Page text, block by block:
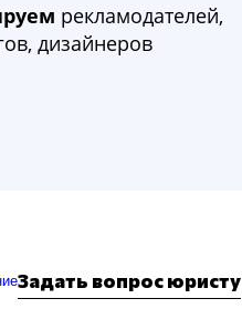
рекламодателей,
дизайнеров
Задать вопрос юристу